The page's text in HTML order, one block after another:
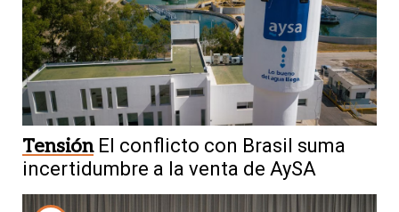
Tensión El conflicto con Brasil suma
incertidumbre a la venta de AySA